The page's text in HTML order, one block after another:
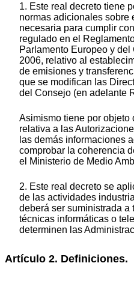
1. Este real decreto tiene
normas adicionales sobre
necesaria para cumplir
regulado en el
Parlamento Europeo y
2006, relativo al
de emisiones y
que se modifican las
del Consejo (en adelante
Asimismo tiene por objeto
relativa a las
las demás informaciones
comprobar la coherencia
el Ministerio de Medio
2. Este real decreto se
de las actividades
deberá ser suministrada a
técnicas informáticas o
determinen las
Artículo 2. Definiciones.